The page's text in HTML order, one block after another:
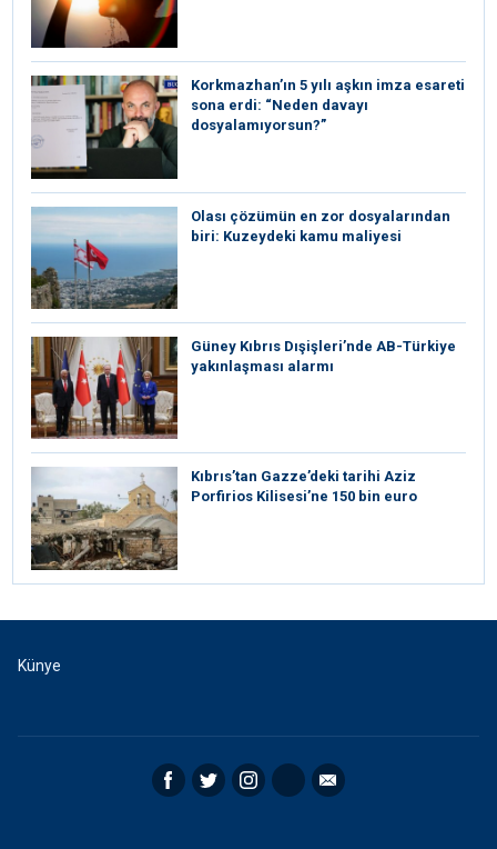
Korkmazhan’ın 5 yılı aşkın imza esareti
sona erdi: “Neden davayı
dosyalamıyorsun?”
Olası çözümün en zor dosyalarından
biri: Kuzeydeki kamu maliyesi
Güney Kıbrıs Dışişleri’nde AB-Türkiye
yakınlaşması alarmı
Kıbrıs’tan Gazze’deki tarihi Aziz
Porfirios Kilisesi’ne 150 bin euro
Künye
Facebook Twitter Instagram RSS